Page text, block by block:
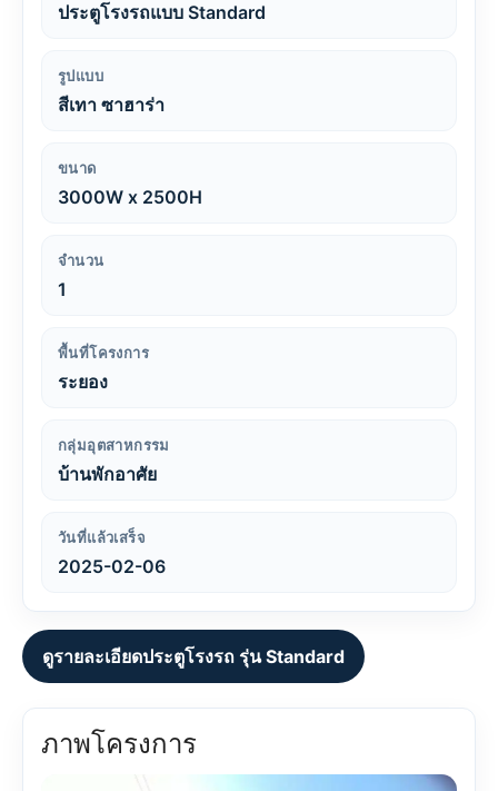
ประตูโรงรถแบบ Standard
รูปแบบ
สีเทา ซาฮาร่า
ขนาด
3000W x 2500H
จำนวน
1
พื้นที่โครงการ
ระยอง
กลุ่มอุตสาหกรรม
บ้านพักอาศัย
วันที่แล้วเสร็จ
2025-02-06
ดูรายละเอียดประตูโรงรถ รุ่น Standard
ภาพโครงการ